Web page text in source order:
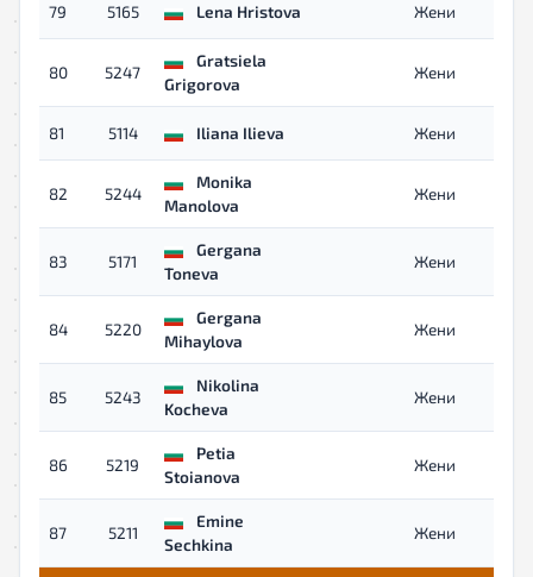
79 5165 Lena Hristova Жени
80 5247
Gratsiela
Grigorova
Жени
81 5114 Iliana Ilieva Жени
82 5244
Monika
Manolova
Жени
83 5171
Gergana
Toneva
Жени
84 5220
Gergana
Mihaylova
Жени
85 5243
Nikolina
Kocheva
Жени
86 5219
Petia
Stoianova
Жени
87 5211
Emine
Sechkina
Жени